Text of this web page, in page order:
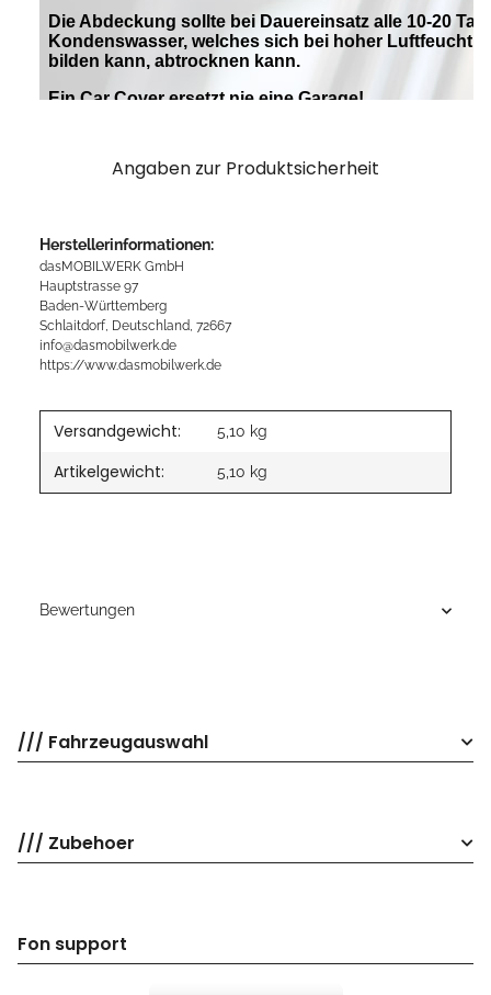
Angaben zur Produktsicherheit
Herstellerinformationen:
dasMOBILWERK GmbH
Hauptstrasse 97
Baden-Württemberg
Schlaitdorf, Deutschland, 72667
info@dasmobilwerk.de
https://www.dasmobilwerk.de
Versandgewicht: 5,10 kg
Artikelgewicht: 5,10 kg
Bewertungen
/// Fahrzeugauswahl
/// Zubehoer
Fon support